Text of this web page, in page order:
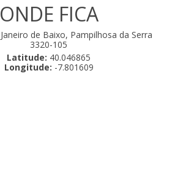
ONDE FICA
de Baixo, Pampilhosa da Serra
3320-105
Latitude: 40.046865
Longitude: -7.801609